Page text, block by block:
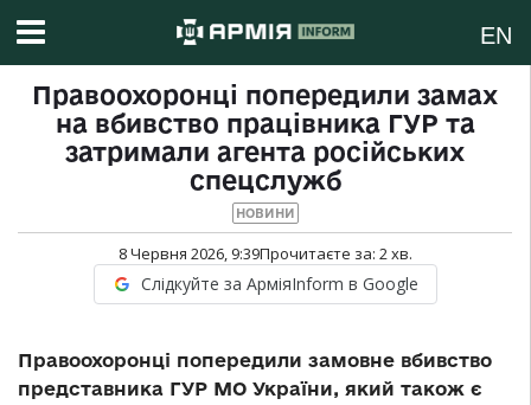
EN
Правоохоронці попередили замах
на вбивство працівника ГУР та
затримали агента російських
спецслужб
НОВИНИ
8 Червня 2026, 9:39Прочитаєте за: 2хв.
Слідкуйте за АрміяInform в Google
Правоохоронці попередили замовне вбивство
представника ГУР МО України, який також є